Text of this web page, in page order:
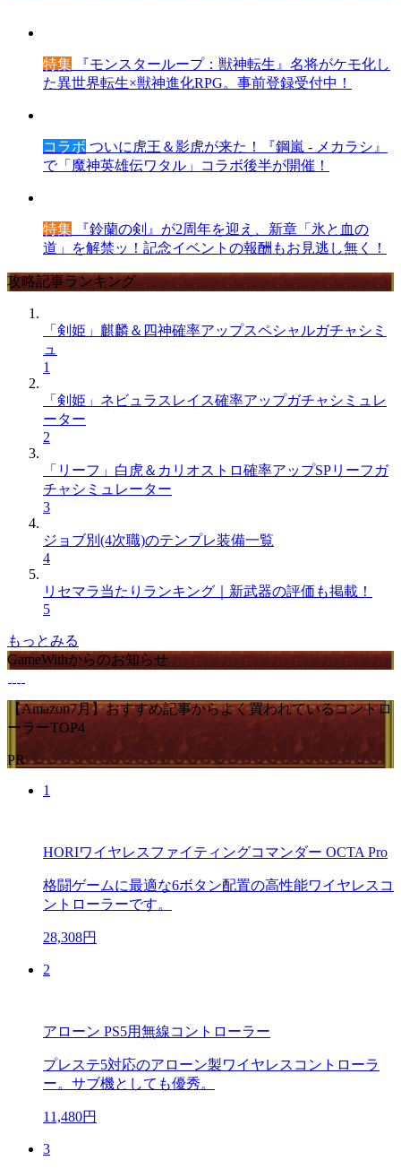
特集 『モンスターループ：獣神転生』名将がケモ化し
た異世界転生×獣神進化RPG。事前登録受付中！
コラボ ついに虎王＆影虎が来た！『鋼嵐 - メカラシ』
で「魔神英雄伝ワタル」コラボ後半が開催！
特集 『鈴蘭の剣』が2周年を迎え、新章「氷と血の
道」を解禁ッ！記念イベントの報酬もお見逃し無く！
攻略記事ランキング
「剣姫」麒麟＆四神確率アップスペシャルガチャシミ
ュ
1
「剣姫」ネビュラスレイス確率アップガチャシミュレ
ーター
2
「リーフ」白虎＆カリオストロ確率アップSPリーフガ
チャシミュレーター
3
ジョブ別(4次職)のテンプレ装備一覧
4
リセマラ当たりランキング｜新武器の評価も掲載！
5
もっとみる
GameWithからのお知らせ
【Amazon7月】おすすめ記事からよく買われているコントロ
ーラーTOP4
PR
1
HORIワイヤレスファイティングコマンダー OCTA Pro
格闘ゲームに最適な6ボタン配置の高性能ワイヤレスコ
ントローラーです。
28,308円
2
アローン PS5用無線コントローラー
プレステ5対応のアローン製ワイヤレスコントローラ
ー。サブ機としても優秀。
11,480円
3